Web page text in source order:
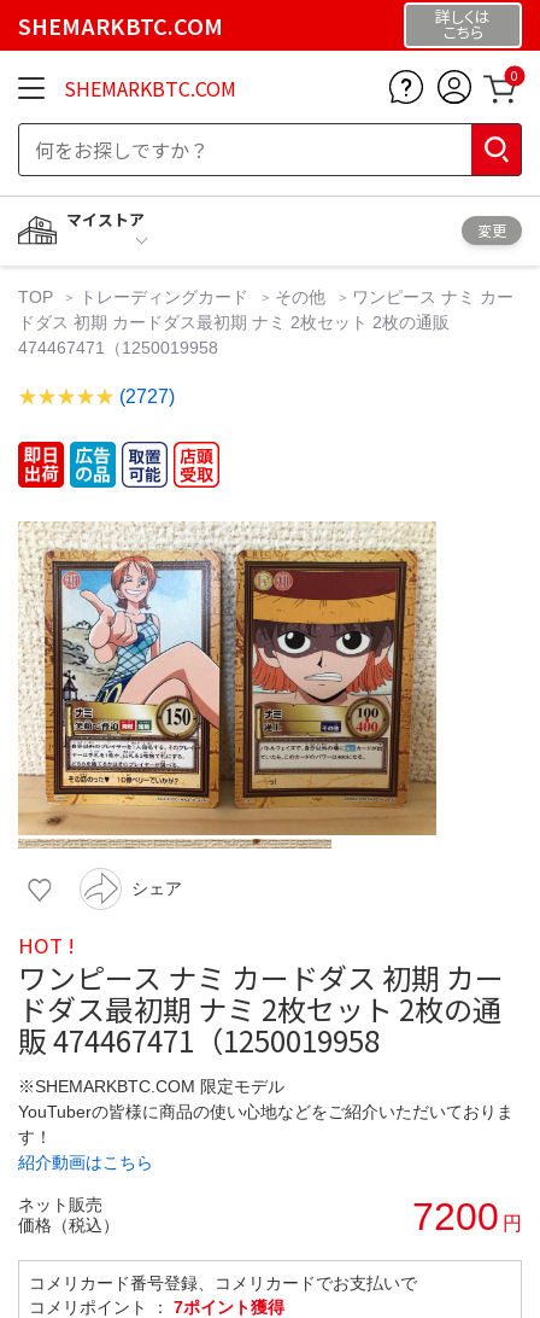
SHEMARKBTC.COM 詳しくは
こちら
SHEMARKBTC.COM 0
マイストア
変更
TOP トレーディングカード その他
ワンピース ナミ カー
ドダス 初期 カードダス最初期 ナミ 2枚セット 2枚の通販
474467471（1250019958
(2727)
シェア
HOT !
ワンピース ナミ カードダス 初期 カー
ドダス最初期 ナミ 2枚セット 2枚の通
販 474467471（1250019958
※SHEMARKBTC.COM 限定モデル
YouTuberの皆様に商品の使い心地などをご紹介いただいておりま
す！
紹介動画はこちら
ネット販売
価格（税込）
7200 円
コメリカード番号登録、コメリカードでお支払いで
コメリポイント ： 7ポイント獲得